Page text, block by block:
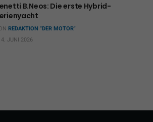
B.Neos: Die erste Hybrid-
REDAKTION "DER MOTOR"
JUNI 2026